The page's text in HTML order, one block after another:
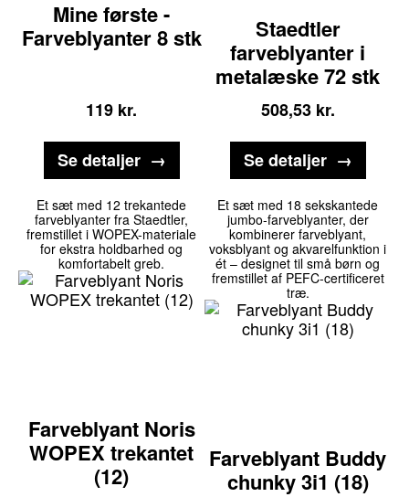
Mine første -
Farveblyanter 8 stk
119 kr.
Se detaljer
Staedtler
farveblyanter i
metalæske 72 stk
508,53 kr.
Se detaljer
Farveblyant Noris
WOPEX trekantet
(12)
Et sæt med 12 trekantede
farveblyanter fra Staedtler,
fremstillet i WOPEX-materiale
for ekstra holdbarhed og
komfortabelt greb.
Farveblyant Buddy
chunky 3i1 (18)
Et sæt med 18 sekskantede
jumbo-farveblyanter, der
kombinerer farveblyant,
voksblyant og akvarelfunktion i
ét – designet til små børn og
fremstillet af PEFC-certificeret
træ.